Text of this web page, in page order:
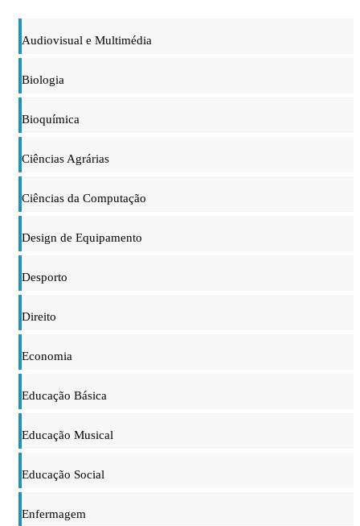
Audiovisual e Multimédia
Biologia
Bioquímica
Ciências Agrárias
Ciências da Computação
Design de Equipamento
Desporto
Direito
Economia
Educação Básica
Educação Musical
Educação Social
Enfermagem